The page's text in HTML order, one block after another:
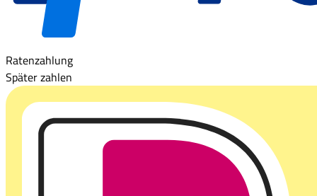
Ratenzahlung
Später zahlen